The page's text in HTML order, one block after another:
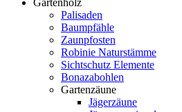
Gartenholz
Palisaden
Baumpfähle
Zaunpfosten
Robinie Naturstämme
Sichtschutz Elemente
Bonazabohlen
Gartenzäune
Jägerzäune